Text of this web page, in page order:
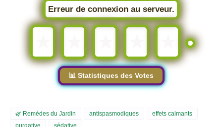
Erreur de connexion au serveur.
📊 Statistiques des Votes
🌿 Remèdes du Jardin antispasmodiques
effets calmants
purgative
sédative